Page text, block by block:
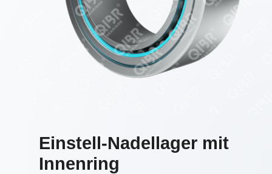
Einstell-Nadellager mit
Innenring